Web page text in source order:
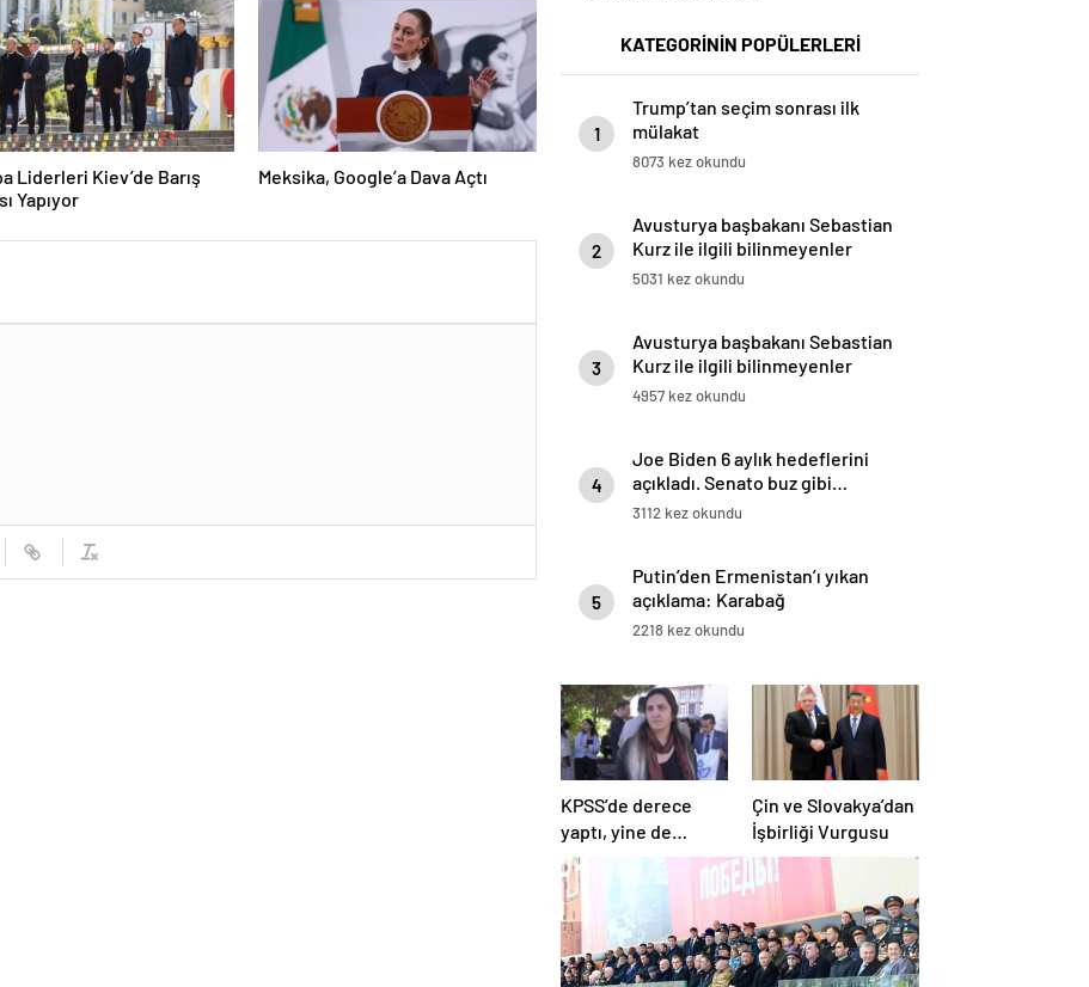
Liderleri Kiev’de Barış
Yapıyor
Meksika, Google’a Dava Açtı
KATEGORİNİN POPÜLERLERİ
1
Trump’tan seçim sonrası ilk
mülakat
8073 kez okundu
2
Avusturya başbakanı Sebastian
Kurz ile ilgili bilinmeyenler
5031 kez okundu
3
Avusturya başbakanı Sebastian
Kurz ile ilgili bilinmeyenler
4957 kez okundu
4
Joe Biden 6 aylık hedeflerini
açıkladı. Senato buz gibi…
3112 kez okundu
5
Putin’den Ermenistan’ı yıkan
açıklama: Karabağ
Azerbaycan’ın ayrılmaz bir
2218 kez okundu
KPSS’de derece
yaptı, yine de
atanamadı: ’15 yılım
gitti’
Çin ve Slovakya’dan
İşbirliği Vurgusu